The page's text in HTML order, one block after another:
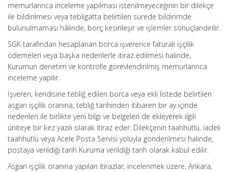
memurlarınca inceleme yapılması istenilmeyeceğinin bir dilekçe
ile bildirilmesi veya tebligatta belirtilen sürede bildirimde
bulunulmaması hâlinde, borç kesinleşir ve işlemler sonuçlandırılır.
SGK tarafından hesaplanan borca işverence faturalı işçilik
ödemeleri veya başka nedenlerle itiraz edilmesi halinde,
Kurumun denetim ve kontrolle görevlendirilmiş memurlarınca
inceleme yapılır.
İşveren, kendisine tebliğ edilen borca veya ekli listede belirtilen
asgari işçilik oranına, tebliğ tarihinden itibaren bir ay içinde
nedenleri ile birlikte yeni bilgi ve belgeleri de ekleyerek ilgili
üniteye bir kez yazılı olarak itiraz eder. Dilekçenin taahhütlü, iadeli
taahhütlü veya Acele Posta Servisi yoluyla gönderilmesi halinde,
postaya verildiği tarih Kuruma verildiği tarih olarak kabul edilir.
Asgari işçilik oranına yapılan itirazlar, incelenmek üzere, Ankara,